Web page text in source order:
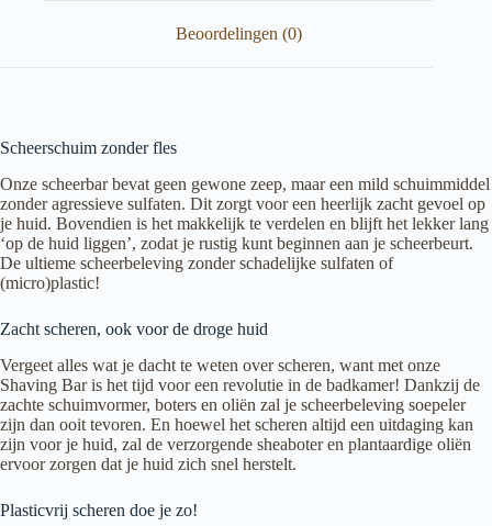
Beoordelingen (0)
Scheerschuim zonder fles
Onze scheerbar bevat geen gewone zeep, maar een mild schuimmiddel
zonder agressieve sulfaten. Dit zorgt voor een heerlijk zacht gevoel op
je huid. Bovendien is het makkelijk te verdelen en blijft het lekker lang
‘op de huid liggen’, zodat je rustig kunt beginnen aan je scheerbeurt.
De ultieme scheerbeleving zonder schadelijke sulfaten of
(micro)plastic!
Zacht scheren, ook voor de droge huid
Vergeet alles wat je dacht te weten over scheren, want met onze
Shaving Bar is het tijd voor een revolutie in de badkamer! Dankzij de
zachte schuimvormer, boters en oliën zal je scheerbeleving soepeler
zijn dan ooit tevoren. En hoewel het scheren altijd een uitdaging kan
zijn voor je huid, zal de verzorgende sheaboter en plantaardige oliën
ervoor zorgen dat je huid zich snel herstelt.
Plasticvrij scheren doe je zo!